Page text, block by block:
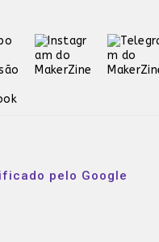
pelo Google